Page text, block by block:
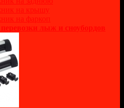
на крышу
на фаркоп
лыж и сноубордов